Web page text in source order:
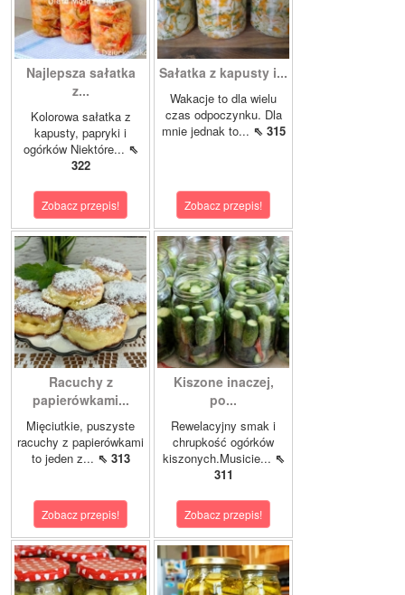
Najlepsza sałatka
z...
Kolorowa sałatka z
kapusty, papryki i
ogórków Niektóre... ⇖
322
Zobacz przepis!
Sałatka z kapusty i...
Wakacje to dla wielu
czas odpoczynku. Dla
mnie jednak to... ⇖ 315
Zobacz przepis!
Racuchy z
papierówkami...
Mięciutkie, puszyste
racuchy z papierówkami
to jeden z... ⇖ 313
Zobacz przepis!
Kiszone inaczej,
po...
Rewelacyjny smak i
chrupkość ogórków
kiszonych.Musicie... ⇖
311
Zobacz przepis!